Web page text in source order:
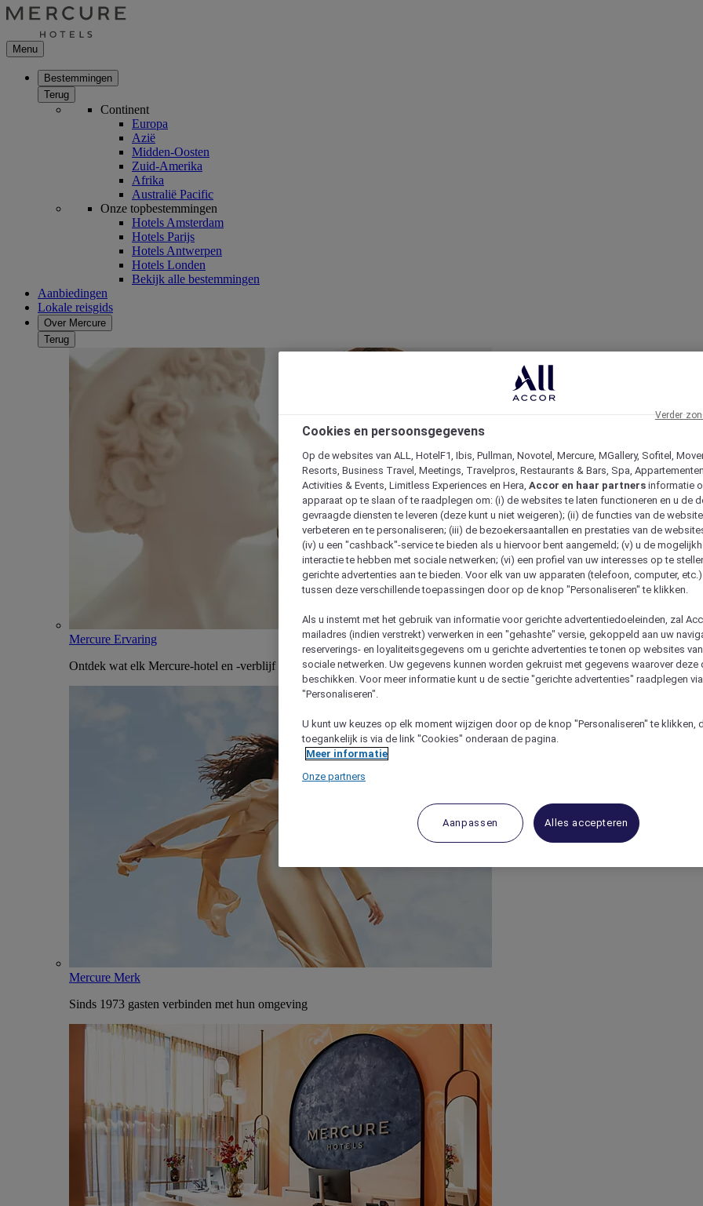
Menu
Bestemmingen
Terug
Continent
Europa
Azië
Midden-Oosten
Zuid-Amerika
Afrika
Australië Pacific
Onze topbestemmingen
Hotels Amsterdam
Hotels Parijs
Hotels Antwerpen
Hotels Londen
Bekijk alle bestemmingen
Aanbiedingen
Lokale reisgids
Over Mercure
Terug
Mercure Ervaring
Ontdek wat elk Mercure-hotel en -verblijf uniek maakt
Mercure Merk
Sinds 1973 gasten verbinden met hun omgeving
Cookies en persoonsgegevens
Op de websites van ALL, HotelF1, Ibis, Pullman, Novotel, Mercure, MGallery, Sofitel,
Resorts, Business Travel, Meetings, Travelpros, Restaurants & Bars, Spa,
Activities & Events, Limitless Experiences en Hera, Accor en haar partners informatie
apparaat op te slaan of te raadplegen om: (i) de websites te laten functioneren en u de
gevraagde diensten te leveren (deze kunt u niet weigeren); (ii) de functies van de
verbeteren en te personaliseren; (iii) de bezoekersaantallen en prestaties van de
(iv) u een "cashback"-service te bieden als u hiervoor bent aangemeld; (v) u de
interactie te hebben met sociale netwerken; (vi) een profiel van uw interesses op te
gerichte advertenties aan te bieden. Voor elk van uw apparaten (telefoon, computer,
tussen deze verschillende toepassingen door op de knop "Personaliseren" te klikken.
Als u instemt met het gebruik van informatie voor gerichte advertentiedoeleinden, zal
mailadres (indien verstrekt) verwerken in een "gehashte" versie, gekoppeld aan uw
reserverings- en loyaliteitsgegevens om u gerichte advertenties te tonen op websites
sociale netwerken. Uw gegevens kunnen worden gekruist met gegevens waarover deze
beschikken. Voor meer informatie kunt u de sectie "gerichte advertenties" raadplegen
"Personaliseren".
U kunt uw keuzes op elk moment wijzigen door op de knop "Personaliseren" te klikken,
toegankelijk is via de link "Cookies" onderaan de pagina.
Meer informatie
Onze partners
Aanpassen Alles accepteren
Verder